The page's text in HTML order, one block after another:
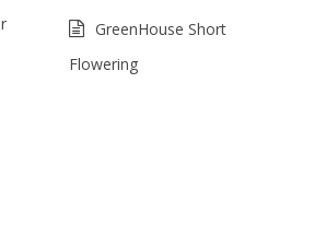
GreenHouse Short
Flowering